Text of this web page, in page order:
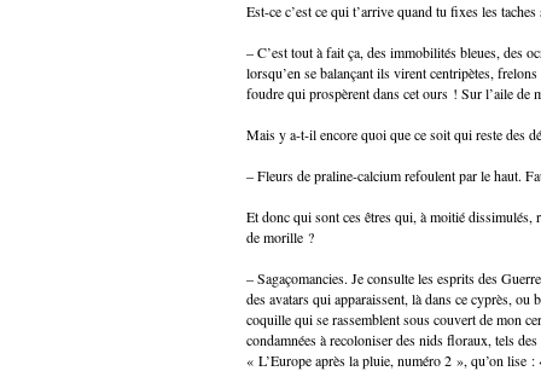
Est-ce c’est ce qui t’arrive quand tu fixes les
– C’est tout à fait ça, des immobilités bleues, des
lorsqu’en se balançant ils virent centripètes,
foudre qui prospèrent dans cet ours ! Sur l’aile de
Mais y a-t-il encore quoi que ce soit qui reste des
– Fleurs de praline-calcium refoulent par le haut.
Et donc qui sont ces êtres qui, à moitié dissimulés,
de morille ?
– Sagaçomancies. Je consulte les esprits des
des avatars qui apparaissent, là dans ce cyprès, ou
coquille qui se rassemblent sous couvert de mon
condamnées à recoloniser des nids floraux, tels
« L’Europe après la pluie, numéro 2 », qu’on lise